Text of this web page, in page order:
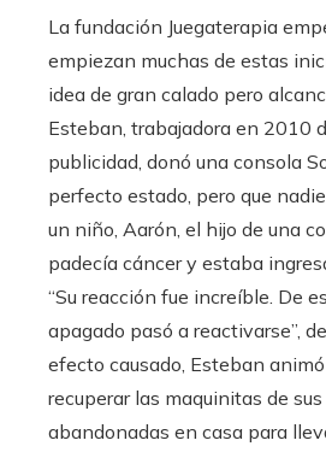
La fundación Juegaterapia
empiezan muchas de estas
idea de gran calado pero
Esteban, trabajadora en 2010
publicidad, donó una consola
perfecto estado, pero que
un niño, Aarón, el hijo de una
padecía cáncer y estaba
“Su reacción fue increíble. De
apagado pasó a reactivarse”,
efecto causado, Esteban
recuperar las maquinitas de
abandonadas en casa para